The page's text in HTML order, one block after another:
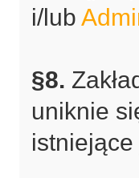
i/lub
§8.
uniknie